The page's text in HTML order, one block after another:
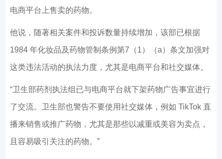
电商平台上售卖的药物。
他说，随著相关案件和投诉数量持续增加，该部已根据
1984 年化妆品及药物管制条例第7（1）（a）条文加强对
这类违法活动的执法力度，尤其是电商平台和社交媒体。
“卫生部药剂执法组已与电商平台就下架药物广告事宜进行
了交流。卫生部也警告不要使用社交媒体，例如 TikTok 直
播来销售或推广药物，尤其是那些以减重或美容为卖点，
且容易吸引关注的药物。”